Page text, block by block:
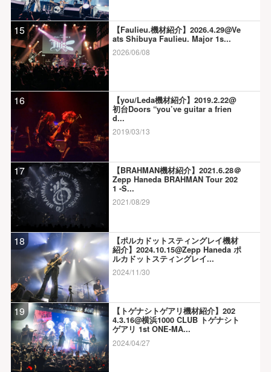
15
【Faulieu.機材紹介】2026.4.29@Ve
ats Shibuya Faulieu. Major 1s...
2026/06/08
16
【you/Leda機材紹介】2019.2.22@
初台Doors “you’ve guitar a frien
d...
2019/03/13
17
【BRAHMAN機材紹介】2021.6.28＠
Zepp Haneda BRAHMAN Tour 202
1 -S...
2021/08/29
18
【ポルカドットスティングレイ機材
紹介】2024.10.15@Zepp Haneda ポ
ルカドットスティングレイ...
2024/11/30
19
【トゲナシトゲアリ機材紹介】202
4.3.16@横浜1000 CLUB トゲナシト
ゲアリ 1st ONE-MA...
2024/04/27